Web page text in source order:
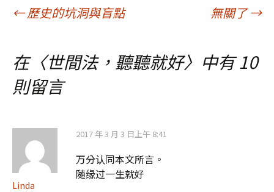
文
章
導
覽
←歷史的坑洞與盲點 無關了→
在〈世間法，聽聽就好〉中有 10
則留言
Linda
2017 年 3 月 3 日上午 8:41
万分认同本文所言。
随缘过一生就好